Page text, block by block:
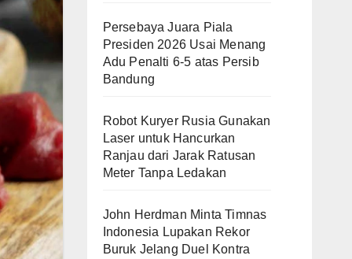
Persebaya Juara Piala
Presiden 2026 Usai Menang
Adu Penalti 6-5 atas Persib
Bandung
Robot Kuryer Rusia Gunakan
Laser untuk Hancurkan
Ranjau dari Jarak Ratusan
Meter Tanpa Ledakan
John Herdman Minta Timnas
Indonesia Lupakan Rekor
Buruk Jelang Duel Kontra